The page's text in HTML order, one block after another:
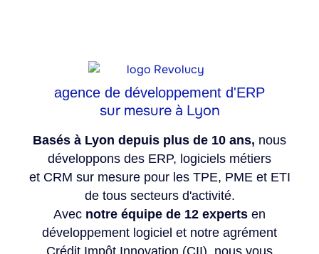
agence de développement d'ERP
sur mesure à Lyon
Basés à Lyon depuis plus de 10 ans, nous
développons des ERP, logiciels métiers
et CRM sur mesure pour les TPE, PME et ETI
de tous secteurs d'activité.
Avec notre équipe de 12 experts en
développement logiciel et notre agrément